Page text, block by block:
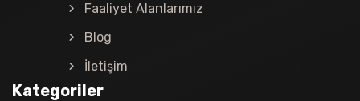
Faaliyet Alanlarımız
Blog
İletişim
Kategoriler